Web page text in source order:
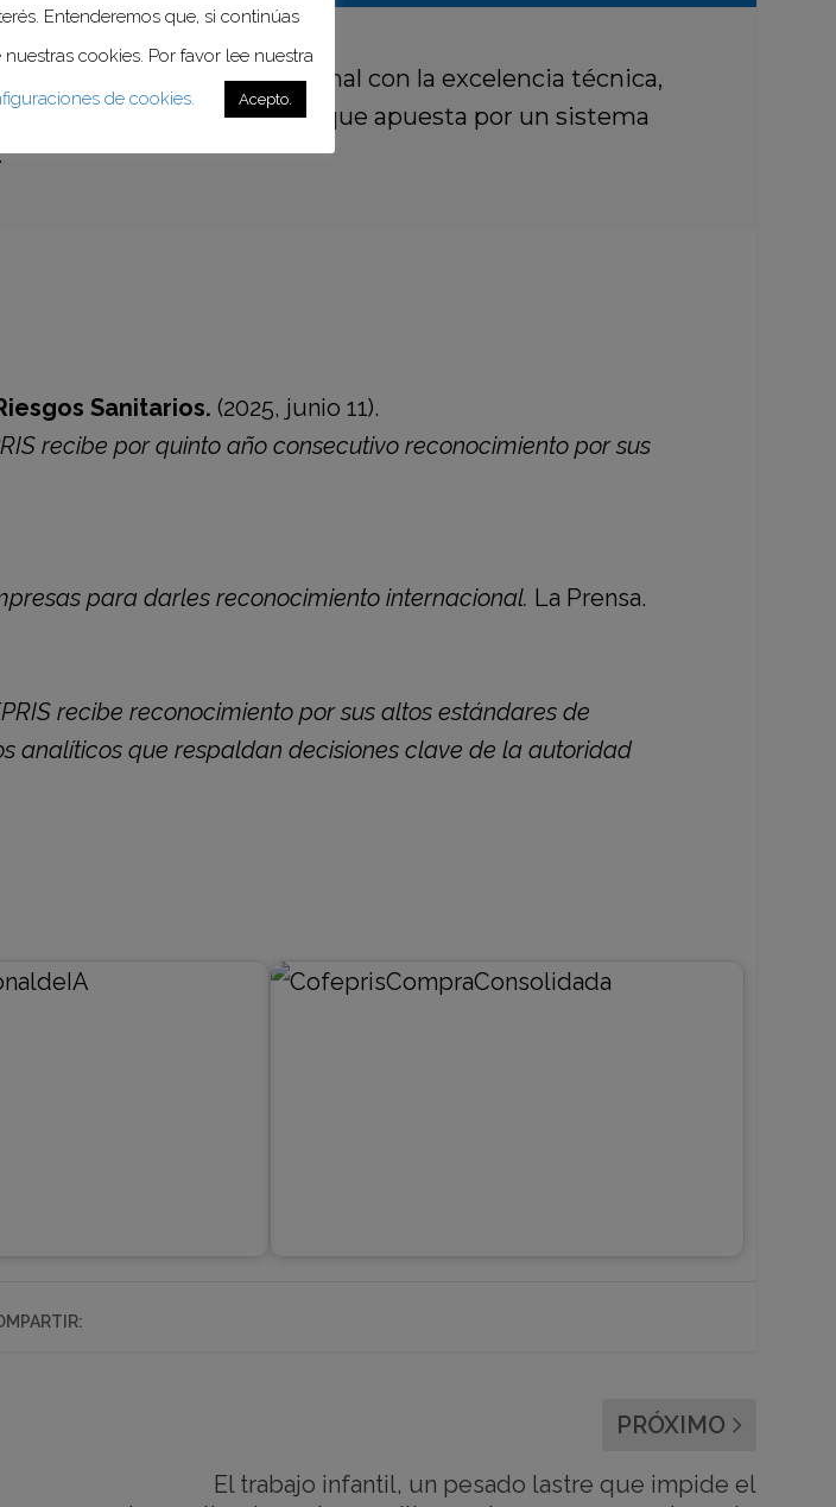
su compromiso institucional con la excelencia técnica,
del
Plan México
que apuesta por un sistema
Sanitarios. (2025, junio 11).
recibe por quinto año consecutivo reconocimiento por sus
para darles reconocimiento internacional. La Prensa.
recibe reconocimiento por sus altos estándares de
analíticos que respaldan decisiones clave de la autoridad
PRÓXIMO
El trabajo infantil, un pesado lastre que impide el
Entenderemos que, si continúas
cookies. Por favor lee nuestra
de cookies. Acepto.